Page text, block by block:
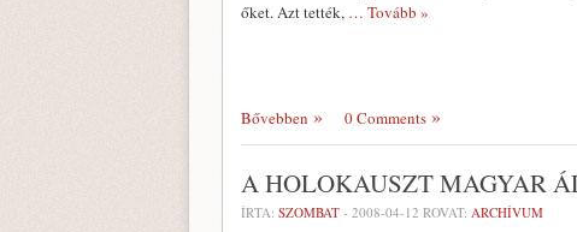
őket. Azt tették, … Tovább »
Bővebben 0 Comments
A HOLOKAUSZT MAGYAR
ÍRTA: SZOMBAT - 2008-04-12 ROVAT: ARCHÍVUM